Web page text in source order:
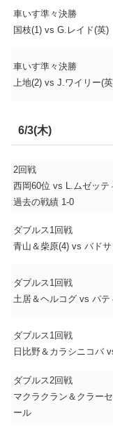
車いす準々決勝
国枝(1) vs G.レイド(英)
車いす準々決勝
上地(2) vs J.ワイリー(
6/3(木)
2回戦
西岡60位 vs L.ムゼッテ
過去の戦績 1-0
ダブルス1回戦
青山＆柴原(4) vs バド
ダブルス1回戦
土居＆ヘルコグ vs パ
ダブルス1回戦
日比野＆カラシニコバ
ダブルス2回戦
マクラクラン＆クラー
ール